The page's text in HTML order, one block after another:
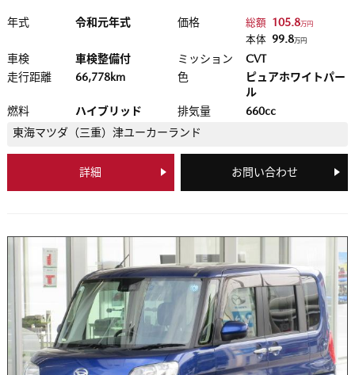
年式 令和元年式 価格 総額 105.8万円
本体 99.8万円
車検 車検整備付 ミッション
CVT
走行距離
66,778km 色
ピュアホワイトパー
ル
燃料
ハイブリッド 排気量
660cc
東海マツダ（三重） 津ユーカーランド
詳細 お問い合わせ